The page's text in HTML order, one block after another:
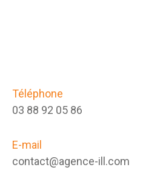
Téléphone
03 88 92 05 86
E-mail
contact@agence-ill.com